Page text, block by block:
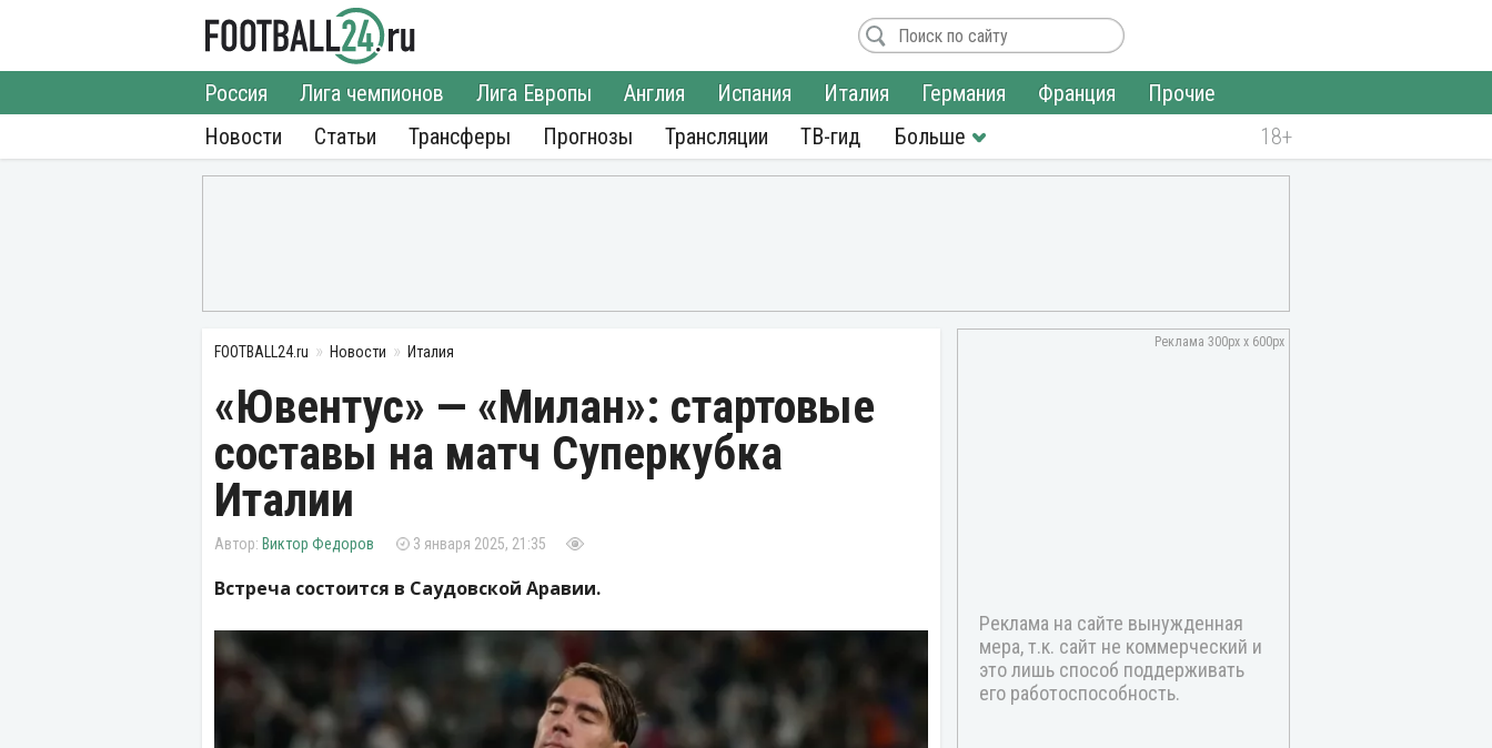
Новости
Россия Лига чемпионов Лига Европы Англия Испания Италия Германия Франция
Прочие
Статьи
Трансферы Прогнозы Трансляции ТВ-гид
FOOTBALL24.ru Новости Италия
«Ювентус» — «Милан»: стартовые
составы на матч Суперкубка
Италии
Виктор Федоров 3 января 2025, 21:35
Встреча состоится в Саудовской Аравии.